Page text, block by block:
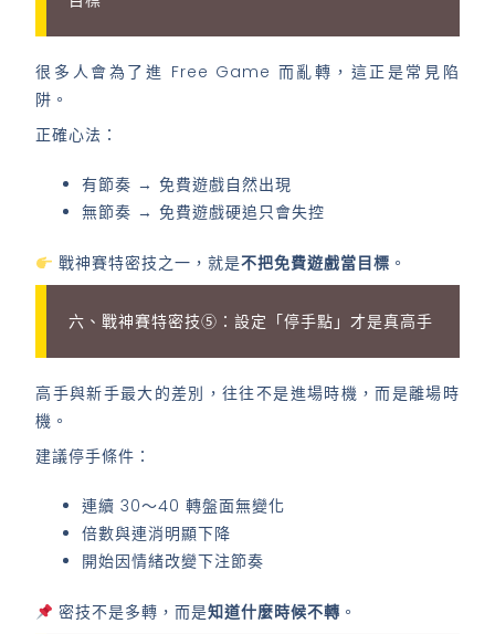
很多人會為了進 Free Game 而亂轉，這正是常見陷
阱。
正確心法：
有節奏 → 免費遊戲自然出現
無節奏 → 免費遊戲硬追只會失控
戰神賽特密技之一，就是不把免費遊戲當目標 。
六、戰神賽特密技⑤：設定「停手點」才是真高手
高手與新手最大的差別，往往不是進場時機，而是離場時
機。
建議停手條件：
連續 30～40 轉盤面無變化
倍數與連消明顯下降
開始因情緒改變下注節奏
密技不是多轉，而是知道什麼時候不轉 。